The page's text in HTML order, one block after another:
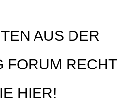
AUS DER
FORUM RECHT
HIER!